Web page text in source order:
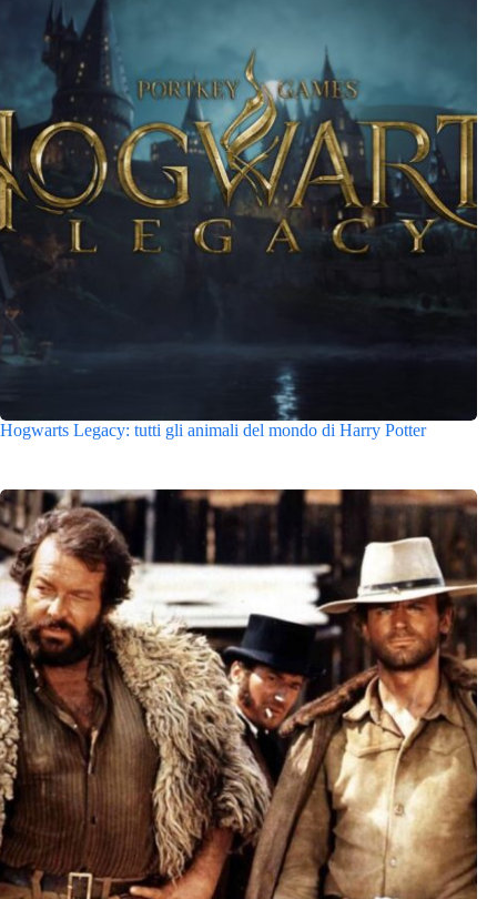
Hogwarts Legacy: tutti gli animali del mondo di Harry Potter